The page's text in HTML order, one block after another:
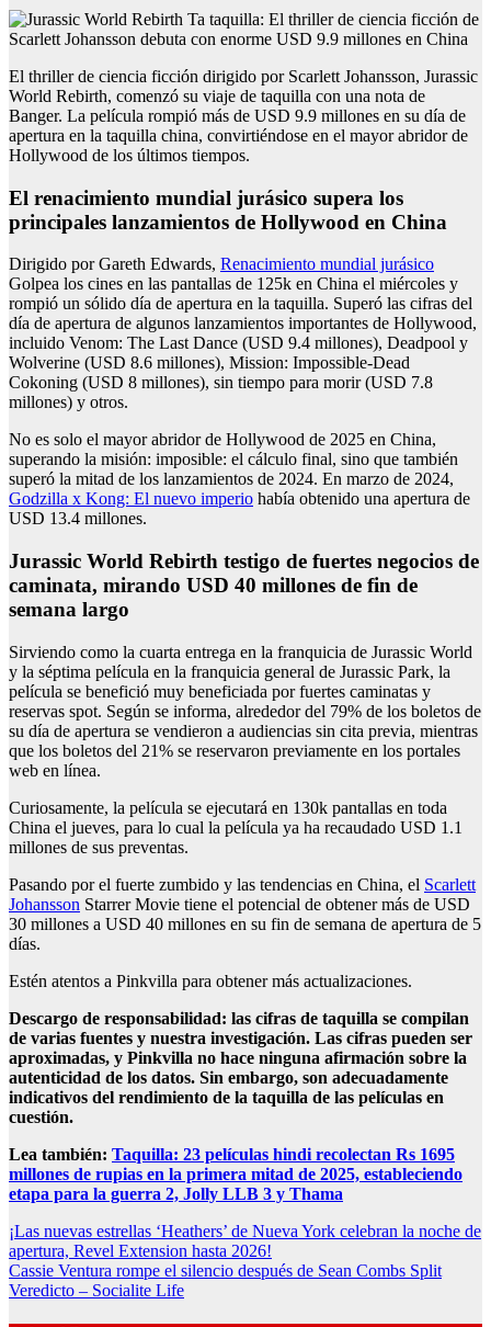
El thriller de ciencia ficción dirigido por Scarlett Johansson, Jurassic
World Rebirth, comenzó su viaje de taquilla con una nota de
Banger. La película rompió más de USD 9.9 millones en su día de
apertura en la taquilla china, convirtiéndose en el mayor abridor de
Hollywood de los últimos tiempos.
El renacimiento mundial jurásico supera los
principales lanzamientos de Hollywood en China
Dirigido por Gareth Edwards, Renacimiento mundial jurásico
Golpea los cines en las pantallas de 125k en China el miércoles y
rompió un sólido día de apertura en la taquilla. Superó las cifras del
día de apertura de algunos lanzamientos importantes de Hollywood,
incluido Venom: The Last Dance (USD 9.4 millones), Deadpool y
Wolverine (USD 8.6 millones), Mission: Impossible-Dead
Cokoning (USD 8 millones), sin tiempo para morir (USD 7.8
millones) y otros.
No es solo el mayor abridor de Hollywood de 2025 en China,
superando la misión: imposible: el cálculo final, sino que también
superó la mitad de los lanzamientos de 2024. En marzo de 2024,
Godzilla x Kong: El nuevo imperio había obtenido una apertura de
USD 13.4 millones.
Jurassic World Rebirth testigo de fuertes negocios de
caminata, mirando USD 40 millones de fin de
semana largo
Sirviendo como la cuarta entrega en la franquicia de Jurassic World
y la séptima película en la franquicia general de Jurassic Park, la
película se benefició muy beneficiada por fuertes caminatas y
reservas spot. Según se informa, alrededor del 79% de los boletos de
su día de apertura se vendieron a audiencias sin cita previa, mientras
que los boletos del 21% se reservaron previamente en los portales
web en línea.
Curiosamente, la película se ejecutará en 130k pantallas en toda
China el jueves, para lo cual la película ya ha recaudado USD 1.1
millones de sus preventas.
Pasando por el fuerte zumbido y las tendencias en China, el Scarlett
Johansson Starrer Movie tiene el potencial de obtener más de USD
30 millones a USD 40 millones en su fin de semana de apertura de 5
días.
Estén atentos a Pinkvilla para obtener más actualizaciones.
Descargo de responsabilidad: las cifras de taquilla se compilan
de varias fuentes y nuestra investigación. Las cifras pueden ser
aproximadas, y Pinkvilla no hace ninguna afirmación sobre la
autenticidad de los datos. Sin embargo, son adecuadamente
indicativos del rendimiento de la taquilla de las películas en
cuestión.
Lea también: Taquilla: 23 películas hindi recolectan Rs 1695
millones de rupias en la primera mitad de 2025, estableciendo
etapa para la guerra 2, Jolly LLB 3 y Thama
Post
navigation
¡Las nuevas estrellas ‘Heathers’ de Nueva York celebran la noche de
apertura, Revel Extension hasta 2026!
Cassie Ventura rompe el silencio después de Sean Combs Split
Veredicto – Socialite Life